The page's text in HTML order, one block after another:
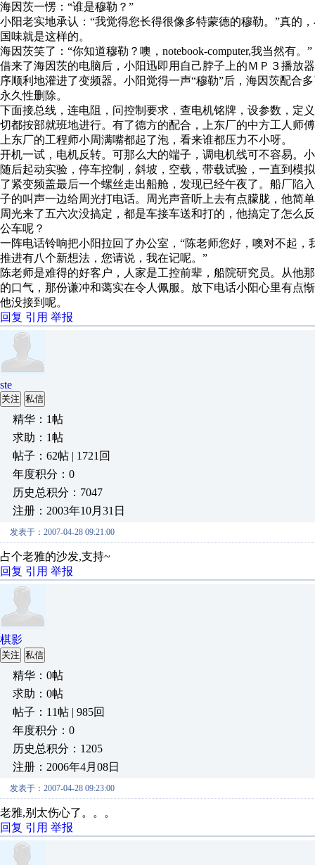
海因茨一愣：“谁是穆勒？”
小阳老实地承认：“我觉得您长得很像多特蒙德的穆勒。”真的
国味就是这样的。
海因茨笑了：“你知道穆勒？噢，notebook-computer,我当然有。”
借来了海因茨的电脑后，小阳迅即用自己脖子上的ＭＰ３播放
序顺利地灌进了变频器。小阳觉得一声“穆勒”后，海因茨配合
永久性删除。
下面接总线，连电阻，问控制要求，查电机铭牌，设参数，定
切都按部就班地进行。有了德方的配合，上东厂的中方工人师
上东厂的工程师小周满嘴都起了泡，看来谁都压力不小呀。
开机一试，电机反转。可那么大的端子，调电机线可不容易。
随后起动实验，停车控制，斜坡，空载，带载试验，一直到模
了紧变频盖最后一个螺丝走出船舱，发现已经午夜了。船厂陷
子的叫声一边给周光打电话。周光声音听上去有点朦胧，他简
周光来了五六次没搞定，都是车接车送和打的，他搞定了怎么
公车呢？
一阵电话铃响把小阳拉回了办公室，“陈老师您好，噢对不起
推进有八个新想法，您请说，我在记呢。”
陈老师是难得的好客户，人家是工控前辈，船院研究员。从他
的口气，那份谦冲和蔼实在令人佩服。放下电话小阳心里有点
他没接到呢。
回复 引用 举报
ste
关注 私信
精华：1帖
求助：1帖
帖子：62帖 | 1721回
年度积分：0
历史总积分：7047
注册：2003年10月31日
发表于：2007-04-28 09:21:00
占个老雅的沙发,支持~
回复 引用 举报
棋影
关注 私信
精华：0帖
求助：0帖
帖子：11帖 | 985回
年度积分：0
历史总积分：1205
注册：2006年4月08日
发表于：2007-04-28 09:23:00
老雅,别太伤心了。。。
回复 引用 举报